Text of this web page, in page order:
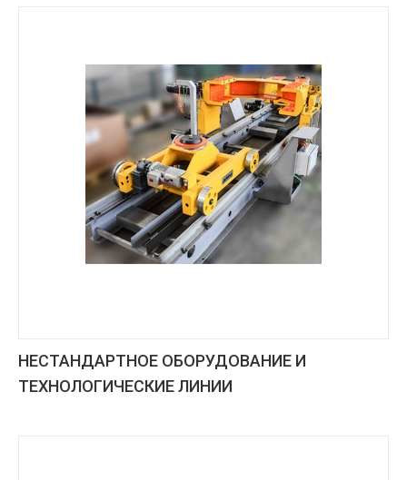
НЕСТАНДАРТНОЕ ОБОРУДОВАНИЕ И
ТЕХНОЛОГИЧЕСКИЕ ЛИНИИ